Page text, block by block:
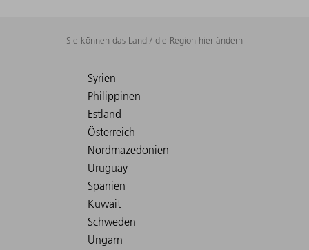
Sie können das Land / die Region hier ändern